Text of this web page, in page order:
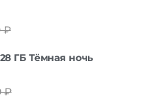
₽
ГБ Тёмная ночь
₽